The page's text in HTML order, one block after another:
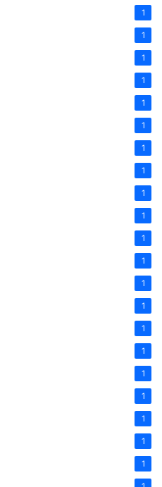
1
1
1
1
1
1
1
1
1
1
1
1
1
1
1
1
1
1
1
1
1